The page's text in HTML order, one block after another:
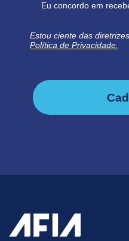
Eu concordo em
Estou ciente das
Política de Privacidade.